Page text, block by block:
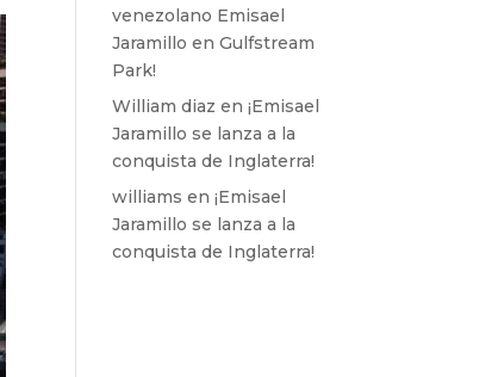
venezolano Emisael
Jaramillo en Gulfstream
Park!
William diaz en¡Emisael
Jaramillo se lanza a la
conquista de Inglaterra!
williams en¡Emisael
Jaramillo se lanza a la
conquista de Inglaterra!